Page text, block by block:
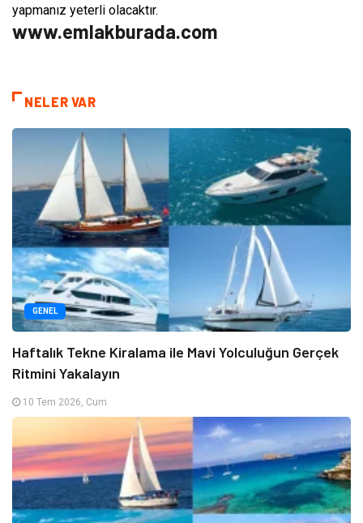
yapmanız yeterli olacaktır.
www.emlakburada.com
NELER VAR
GENEL
Haftalık Tekne Kiralama ile Mavi Yolculuğun Gerçek
Ritmini Yakalayın
10 Tem 2026, Cum